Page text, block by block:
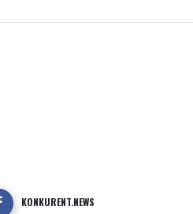
KONKURENT.NEWS